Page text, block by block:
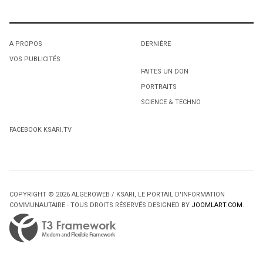
A PROPOS
VOS PUBLICITÉS
DERNIÈRE
FAITES UN DON
PORTRAITS
SCIENCE & TECHNO
FACEBOOK KSARI.TV
COPYRIGHT © 2026 ALGEROWEB / KSARI, LE PORTAIL D'INFORMATION
COMMUNAUTAIRE - TOUS DROITS RÉSERVÉS DESIGNED BY JOOMLART.COM.